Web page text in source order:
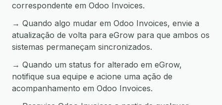
correspondente em Odoo Invoices.
→ Quando algo mudar em Odoo Invoices, envie a
atualização de volta para eGrow para que ambos os
sistemas permaneçam sincronizados.
→ Quando um status for alterado em eGrow,
notifique sua equipe e acione uma ação de
acompanhamento em Odoo Invoices.